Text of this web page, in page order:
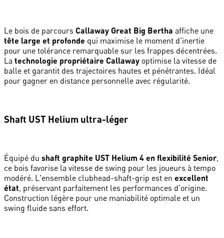
Le bois de parcours Callaway Great Big Bertha affiche une
tête large et profonde qui maximise le moment d'inertie
pour une tolérance remarquable sur les frappes décentrées.
La technologie propriétaire Callaway optimise la vitesse de
balle et garantit des trajectoires hautes et pénétrantes. Idéal
pour gagner en distance personnelle avec régularité.
Shaft UST Helium ultra-léger
Équipé du shaft graphite UST Helium 4 en flexibilité Senior
ce bois favorise la vitesse de swing pour les joueurs à tempo
modéré. L'ensemble clubhead-shaft-grip est en excellent
état , préservant parfaitement les performances d'origine.
Construction légère pour une maniabilité optimale et un
swing fluide sans effort.